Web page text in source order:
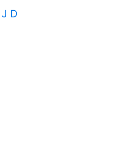
J D